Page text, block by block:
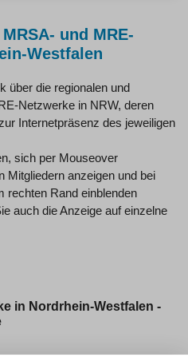
und MRE-
Westfalen
über die regionalen und
Netzwerke in NRW, deren
Internetpräsenz des jeweiligen
sich per Mouseover
Mitgliedern anzeigen und bei
rechten Rand einblenden
auch die Anzeige auf einzelne
in Nordrhein-Westfalen -